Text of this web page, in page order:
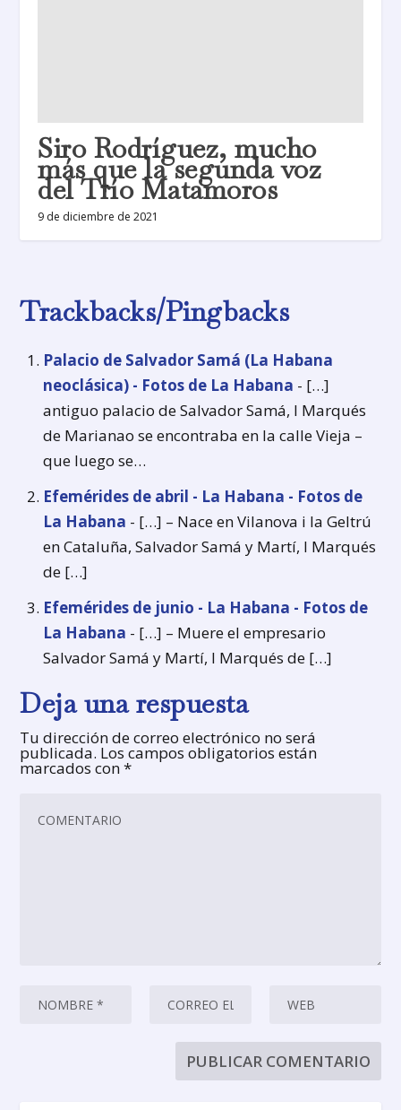
Siro Rodríguez, mucho
más que la segunda voz
del Trío Matamoros
9 de diciembre de 2021
Trackbacks/Pingbacks
Palacio de Salvador Samá (La Habana
neoclásica) - Fotos de La Habana - […]
antiguo palacio de Salvador Samá, I Marqués
de Marianao se encontraba en la calle Vieja –
que luego se…
Efemérides de abril - La Habana - Fotos de
La Habana - […] – Nace en Vilanova i la Geltrú
en Cataluña, Salvador Samá y Martí, I Marqués
de […]
Efemérides de junio - La Habana - Fotos de
La Habana - […] – Muere el empresario
Salvador Samá y Martí, I Marqués de […]
Deja una respuesta
Tu dirección de correo electrónico no será
publicada. Los campos obligatorios están
marcados con*